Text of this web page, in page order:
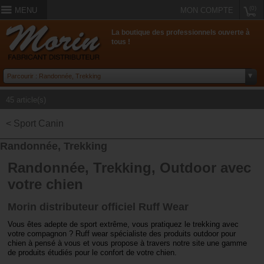
MENU MON COMPTE
La boutique des professionnels ouverte à
tous !
45 article(s)
< Sport Canin
Randonnée, Trekking
Randonnée, Trekking, Outdoor avec
votre chien
Morin distributeur officiel Ruff Wear
Vous êtes adepte de sport extrême, vous pratiquez le trekking avec
votre compagnon ? Ruff wear spécialiste des produits outdoor pour
chien à pensé à vous et vous propose à travers notre site une gamme
de produits étudiés pour le confort de votre chien.